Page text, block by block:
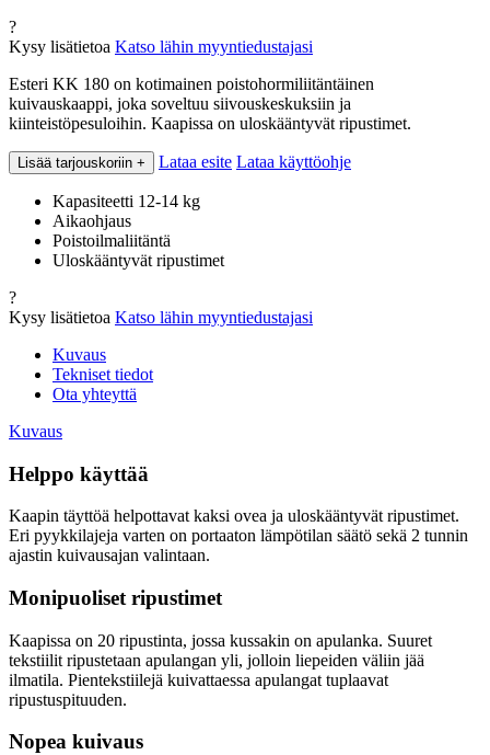
?
Kysy lisätietoa Katso lähin myyntiedustajasi
Esteri KK 180 on kotimainen poistohormiliitäntäinen
kuivauskaappi, joka soveltuu siivouskeskuksiin ja
kiinteistöpesuloihin. Kaapissa on uloskääntyvät ripustimet.
Lisää tarjouskoriin + Lataa esite Lataa käyttöohje
Kapasiteetti 12-14 kg
Aikaohjaus
Poistoilmaliitäntä
Uloskääntyvät ripustimet
?
Kysy lisätietoa Katso lähin myyntiedustajasi
Kuvaus
Tekniset tiedot
Ota yhteyttä
Kuvaus
Helppo käyttää
Kaapin täyttöä helpottavat kaksi ovea ja uloskääntyvät ripustimet.
Eri pyykkilajeja varten on portaaton lämpötilan säätö sekä 2 tunnin
ajastin kuivausajan valintaan.
Monipuoliset ripustimet
Kaapissa on 20 ripustinta, jossa kussakin on apulanka. Suuret
tekstiilit ripustetaan apulangan yli, jolloin liepeiden väliin jää
ilmatila. Pientekstiilejä kuivattaessa apulangat tuplaavat
ripustuspituuden.
Nopea kuivaus